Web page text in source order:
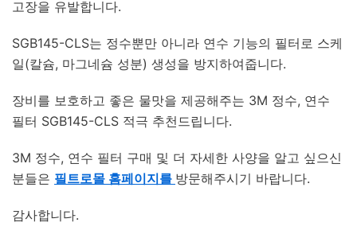
고장을 유발합니다.
SGB145-CLS는 정수뿐만 아니라 연수 기능의 필터로 스케
일(칼슘, 마그네슘 성분) 생성을 방지하여줍니다.
장비를 보호하고 좋은 물맛을 제공해주는 3M 정수, 연수
필터 SGB145-CLS 적극 추천드립니다.
3M 정수, 연수 필터 구매 및 더 자세한 사양을 알고 싶으신
분들은 필트로몰 홈페이지를 방문해주시기 바랍니다.
감사합니다.